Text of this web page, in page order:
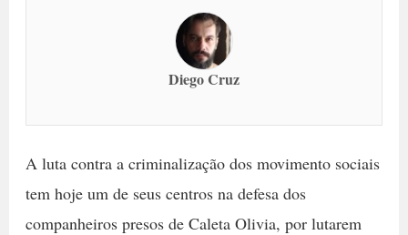
Diego Cruz
A luta contra a criminalização dos movimento sociais
tem hoje um de seus centros na defesa dos
companheiros presos de Caleta Olivia, por lutarem